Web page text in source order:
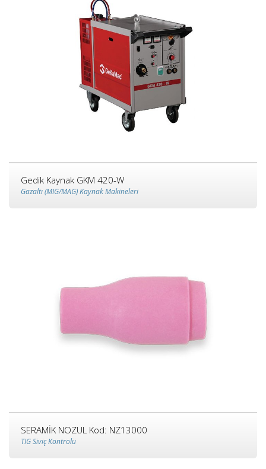
Gedik Kaynak GKM 420-W
Gazaltı (MIG/MAG) Kaynak Makineleri
SERAMİK NOZUL Kod: NZ13000
TIG Siviç Kontrolü